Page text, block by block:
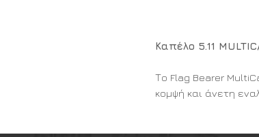
Καπέλο 5.11
Το Flag Bearer
κομψή και άνετη